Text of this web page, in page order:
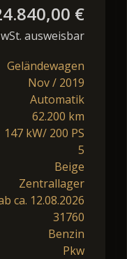
€
ausweisbar
Geländewagen
Nov / 2019
Automatik
62.200 km
147 kW/ 200 PS
5
Beige
Zentrallager
ca. 12.08.2026
31760
Benzin
Pkw